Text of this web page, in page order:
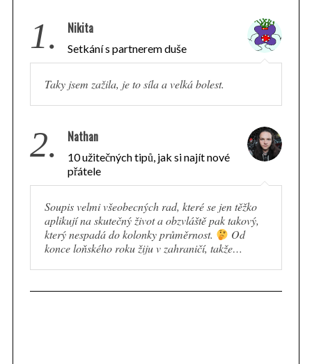
1. Nikita
Setkání s partnerem duše
Taky jsem zažila, je to síla a velká bolest.
2. Nathan
10 užitečných tipů, jak si najít nové
přátele
Soupis velmi všeobecných rad, které se jen těžko
aplikují na skutečný život a obzvláště pak takový,
který nespadá do kolonky průměrnost.
Od
konce loňského roku žiju v zahraničí, takže…